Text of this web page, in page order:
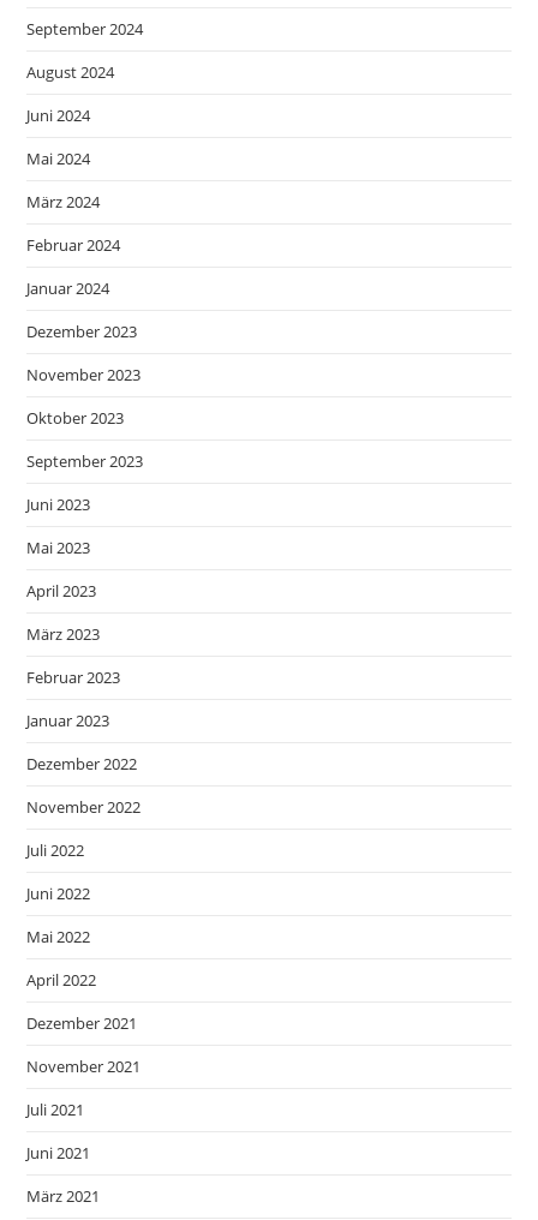
September 2024
August 2024
Juni 2024
Mai 2024
März 2024
Februar 2024
Januar 2024
Dezember 2023
November 2023
Oktober 2023
September 2023
Juni 2023
Mai 2023
April 2023
März 2023
Februar 2023
Januar 2023
Dezember 2022
November 2022
Juli 2022
Juni 2022
Mai 2022
April 2022
Dezember 2021
November 2021
Juli 2021
Juni 2021
März 2021